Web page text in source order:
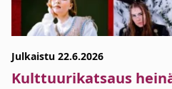
Julkaistu 22.6.2026
Kulttuurikatsaus